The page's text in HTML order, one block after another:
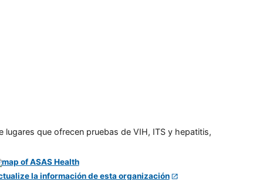
que ofrecen pruebas de VIH, ITS y hepatitis,
la información de esta organización